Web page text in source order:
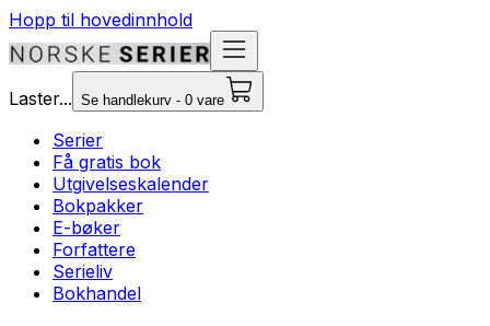
Hopp til hovedinnhold
Laster... Se handlekurv - 0 vare
Serier
Få gratis bok
Utgivelseskalender
Bokpakker
E-bøker
Forfattere
Serieliv
Bokhandel